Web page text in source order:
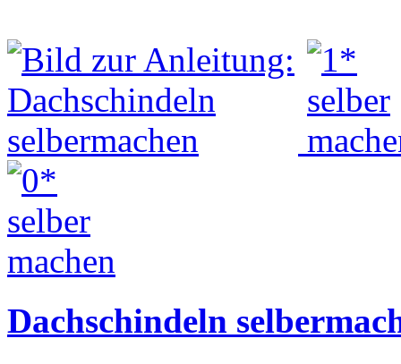
Dachschindeln